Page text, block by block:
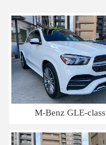
M-Benz GLE-class